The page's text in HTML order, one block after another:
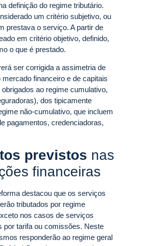
definição do regime tributário.
um critério subjetivo, ou
prestava o serviço. A partir de
em critério objetivo, definido,
o que é prestado.
ser corrigida a assimetria de
mercado financeiro e de capitais
obrigados ao regime cumulativo,
dos tipicamente
não-cumulativo, que incluem
pagamentos, credenciadoras,
previstos nas
financeiras
destacou que os serviços
tributados por regime
nos casos de serviços
por tarifa ou comissões. Neste
responderão ao regime geral